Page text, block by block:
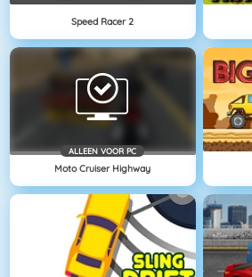
Speed Racer 2
ALLEEN VOOR PC
Moto Cruiser Highway